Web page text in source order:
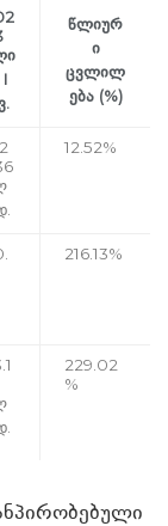
წლიურ
ი
ცვლილ
ება (%)
12.52%
216.13%
229.02
%